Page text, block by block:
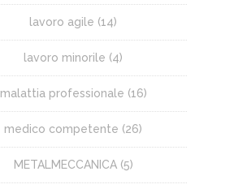
lavoro agile (14)
lavoro minorile (4)
malattia professionale (16)
medico competente (26)
METALMECCANICA(5)